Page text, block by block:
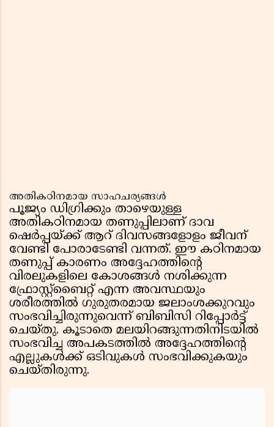
അതികഠിനമായ സാഹചര്യങ്ങൾ
പൂജ്യം ഡിഗ്രിക്കും താഴെയുള്ള
അതികഠിനമായ തണുപ്പിലാണ് ദാവ
ഷെർപ്പയ്ക്ക് ആറ് ദിവസങ്ങളോളം ജീവന്
വേണ്ടി പോരാടേണ്ടി വന്നത്. ഈ കഠിനമായ
തണുപ്പ് കാരണം അദ്ദേഹത്തിന്റെ
വിരലുകളിലെ കോശങ്ങൾ നശിക്കുന്ന
ഫ്രോസ്റ്റ്ബൈറ്റ് എന്ന അവസ്ഥയും
ശരീരത്തിൽ ഗുരുതരമായ ജലാംശക്കുറവും
സംഭവിച്ചിരുന്നുവെന്ന് ബിബിസി റിപ്പോർട്ട്‌
ചെയ്തു. കൂടാതെ മലയിറങ്ങുന്നതിനിടയിൽ
സംഭവിച്ച അപകടത്തിൽ അദ്ദേഹത്തിന്റെ
എല്ലുകൾക്ക് ഒടിവുകൾ സംഭവിക്കുകയും
ചെയ്തിരുന്നു.